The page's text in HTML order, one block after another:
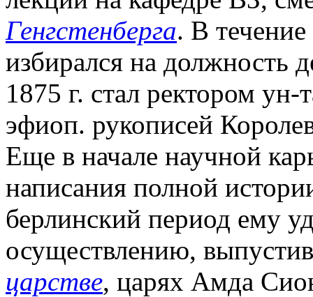
Генгстенберга. В
избирался на должность
1875 г. стал ректором ун-
эфиоп. рукописей
Еще в начале научной
написания полной
берлинский период ему
осуществлению,
царстве, царях Амда